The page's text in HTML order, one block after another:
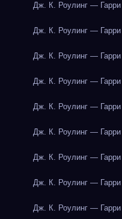
Дж. К. Роулинг —
Дж. К. Роулинг —
Дж. К. Роулинг —
Дж. К. Роулинг —
Дж. К. Роулинг —
Дж. К. Роулинг —
Дж. К. Роулинг —
Дж. К. Роулинг —
Дж. К. Роулинг —